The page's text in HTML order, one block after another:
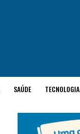
SAÚDE TECNOLOGIA